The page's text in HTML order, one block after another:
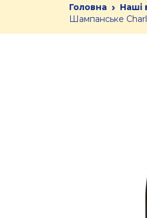
Головна › Наші
Шампанське